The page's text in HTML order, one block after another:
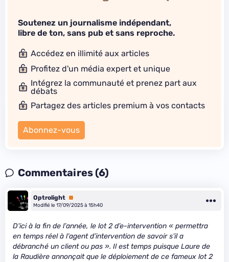
Soutenez un journalisme indépendant,
libre de ton, sans pub et sans reproche.
Accédez en illimité aux articles
Profitez d'un média expert et unique
Intégrez la communauté et prenez part aux
débats
Partagez des articles premium à vos contacts
Abonnez-vous
Commentaires (6)
Optrolight Premium
Modifié le 17/09/2025 à 15h40
D'ici à la fin de l’année, le lot 2 d’e-intervention « permettra
en temps réel à l’agent d’intervention de savoir s’il a
débranché un client ou pas ». Il est temps puisque Laure de
la Raudière annonçait que le déploiement de ce fameux lot 2